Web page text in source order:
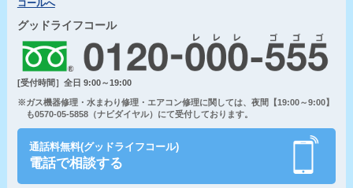
コールへ
グッドライフコール
[受付時間］全日 9:00～19:00
※ガス機器修理・水まわり修理・エアコン修理に関しては、夜間【19:00～9:00】
も0570-05-5858（ナビダイヤル）にて受付しております。
通話料無料(グッドライフコール)
電話で相談する